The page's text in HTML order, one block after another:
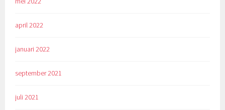
april 2022
januari 2022
september 2021
juli 2021